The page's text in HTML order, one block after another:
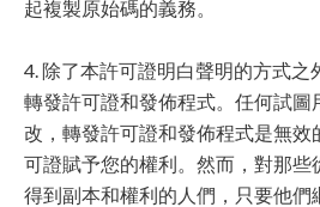
起複製原始碼的義務。
4. 除了本許可證明白聲明的方式之
轉發許可證和發佈程式。任何試圖
改，轉發許可證和發佈程式是無效
可證賦予您的權利。然而，對那些
得到副本和權利的人們，只要他們